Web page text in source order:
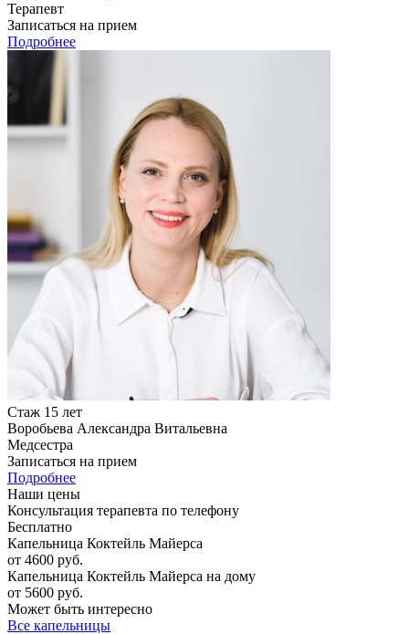
Терапевт
Записаться на прием
Подробнее
Стаж 15 лет
Воробьева Александра Витальевна
Медсестра
Записаться на прием
Подробнее
Наши цены
Консультация терапевта по телефону
Бесплатно
Капельница Коктейль Майерса
от 4600 руб.
Капельница Коктейль Майерса на дому
от 5600 руб.
Может быть интересно
Все капельницы